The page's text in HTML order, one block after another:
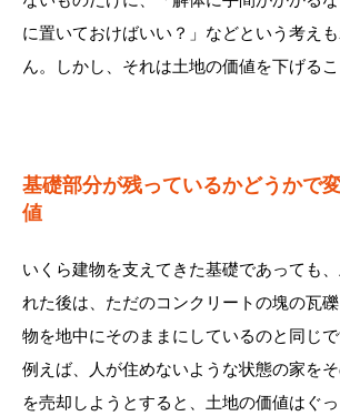
に置いておけばいい？」などという考え
ん。しかし、それは土地の価値を下げるこ
基礎部分が残っているかどうかで
値
いくら建物を支えてきた基礎であっても
れた後は、ただのコンクリートの塊の瓦
物を地中にそのままにしているのと同じで
例えば、人が住めないような状態の家を
を売却しようとすると、土地の価値はぐ